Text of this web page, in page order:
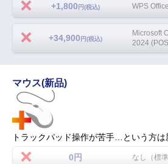
+1,800 円(税込) WPS
+34,900 円(税込)
Microsoft
2024
マウス(新品)
トラックパッド操作が苦手…という方は
0円 なし（標準